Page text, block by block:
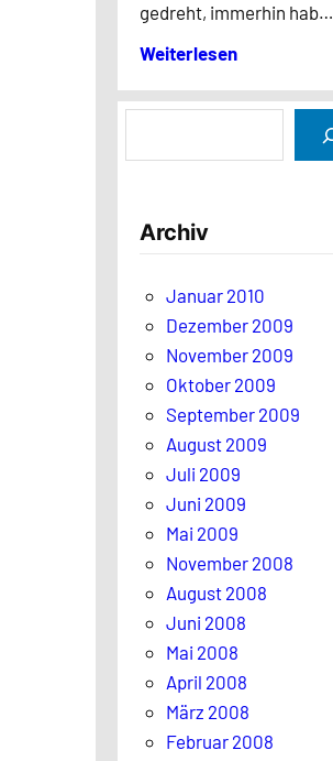
gedreht, immerhin hab…
Weiterlesen
Archiv
Januar 2010
Dezember 2009
November 2009
Oktober 2009
September 2009
August 2009
Juli 2009
Juni 2009
Mai 2009
November 2008
August 2008
Juni 2008
Mai 2008
April 2008
März 2008
Februar 2008